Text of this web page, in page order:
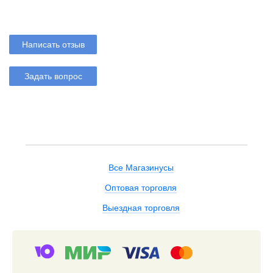
Написать отзыв
Задать вопрос
Все Магазинусы
Оптовая торговля
Выездная торговля